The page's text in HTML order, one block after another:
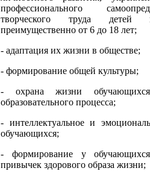
профессионального
творческого труда детей
преимущественно от 6 до 18 лет;
- адаптация их жизни в обществе;
- формирование общей культуры;
- охрана жизни
образовательного процесса;
- интеллектуальное и
обучающихся;
- формирование у
привычек здорового образа жизни;